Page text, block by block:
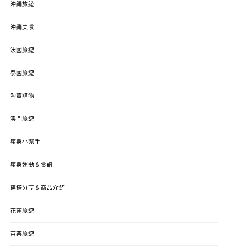
沖繩旅遊
沖繩美食
法國旅遊
泰國旅遊
淘寶購物
澳門旅遊
瘦身小幫手
瘦身運動＆食譜
穿搭分享＆商品介紹
花蓮旅遊
苗栗旅遊